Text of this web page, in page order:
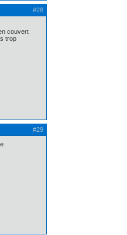
#28
couvert
trop
#29